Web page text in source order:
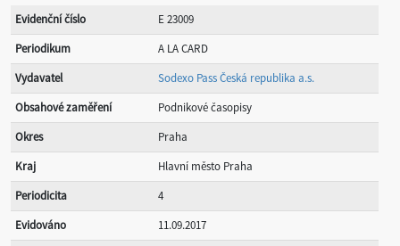
Evidenční číslo
E 23009
Periodikum
A LA CARD
Vydavatel
Sodexo Pass Česká republika a.s.
Obsahové zaměření
Podnikové časopisy
Okres
Praha
Kraj
Hlavní město Praha
Periodicita
4
Evidováno
11.09.2017